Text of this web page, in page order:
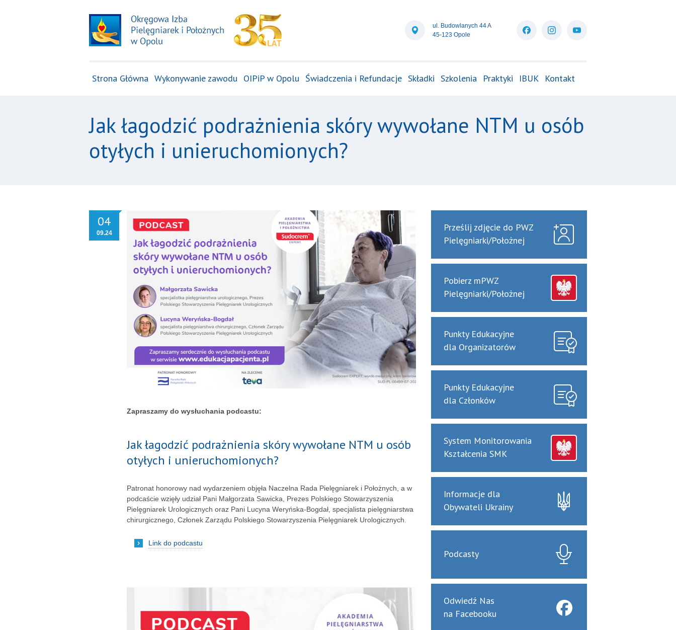
ul. Budowlanych 44 A
45-123 Opole
Strona Główna Wykonywanie zawodu OIPiP w Opolu Świadczenia i Refundacje Składki Szkolenia Praktyki IBUK Kontakt
Jak łagodzić podrażnienia skóry wywołane NTM u osób
otyłych i unieruchomionych?
04
09.24
Zapraszamy do wysłuchania podcastu:
Jak łagodzić podrażnienia skóry wywołane NTM u osób
otyłych i unieruchomionych?
Patronat honorowy nad wydarzeniem objęła Naczelna Rada Pielęgniarek i Położnych, a w
podcaście wzięły udział Pani Małgorzata Sawicka, Prezes Polskiego Stowarzyszenia
Pielęgniarek Urologicznych oraz Pani Lucyna Weryńska-Bogdał, specjalista pielęgniarstwa
chirurgicznego, Członek Zarządu Polskiego Stowarzyszenia Pielęgniarek Urologicznych.
Link do podcastu
Prześlij zdjęcie do PWZ
Pielęgniarki/Położnej
Pobierz mPWZ
Pielęgniarki/Położnej
Punkty Edukacyjne
dla Organizatorów
Punkty Edukacyjne
dla Członków
System Monitorowania
Kształcenia SMK
Informacje dla
Obywateli Ukrainy
Podcasty
Odwiedź Nas
na Facebooku